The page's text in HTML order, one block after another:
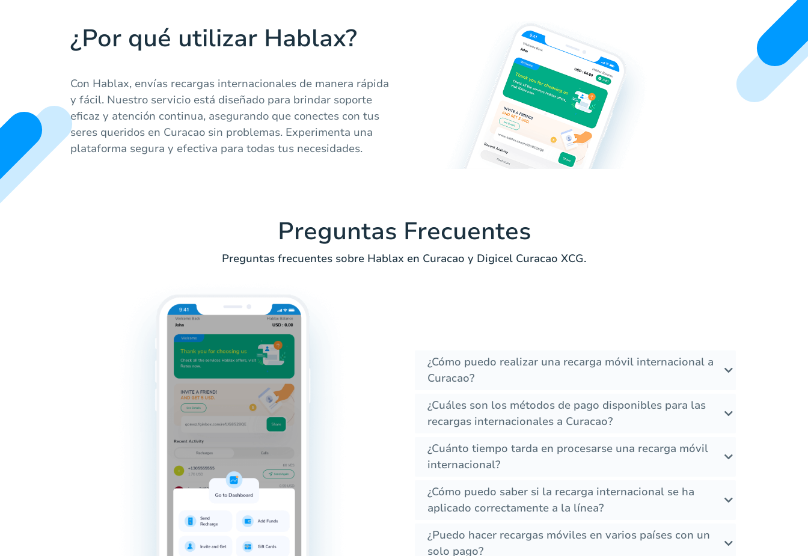
¿Por qué utilizar Hablax?
Con Hablax, envías recargas internacionales de manera rápida
y fácil. Nuestro servicio está diseñado para brindar soporte
eficaz y atención continua, asegurando que conectes con tus
seres queridos en Curacao sin problemas. Experimenta una
plataforma segura y efectiva para todas tus necesidades.
Preguntas Frecuentes
Preguntas frecuentes sobre Hablax en Curacao y Digicel Curacao XCG.
¿Cómo puedo realizar una recarga móvil internacional a
Curacao?
¿Cuáles son los métodos de pago disponibles para las
recargas internacionales a Curacao?
¿Cuánto tiempo tarda en procesarse una recarga móvil
internacional?
¿Cómo puedo saber si la recarga internacional se ha
aplicado correctamente a la línea?
¿Puedo hacer recargas móviles en varios países con un
solo pago?